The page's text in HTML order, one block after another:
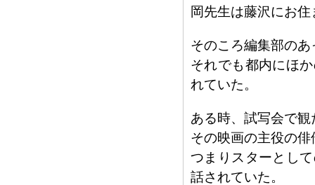
岡先生は藤沢にお
そのころ編集部の
それでも都内にほ
れていた。
ある時、試写会で
その映画の主役の
つまりスターとし
話されていた。